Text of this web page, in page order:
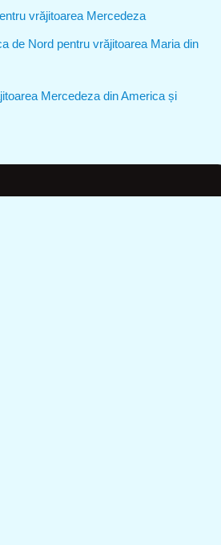
vrăjitoarea Mercedeza
de Nord pentru vrăjitoarea Maria din
Mercedeza din America și